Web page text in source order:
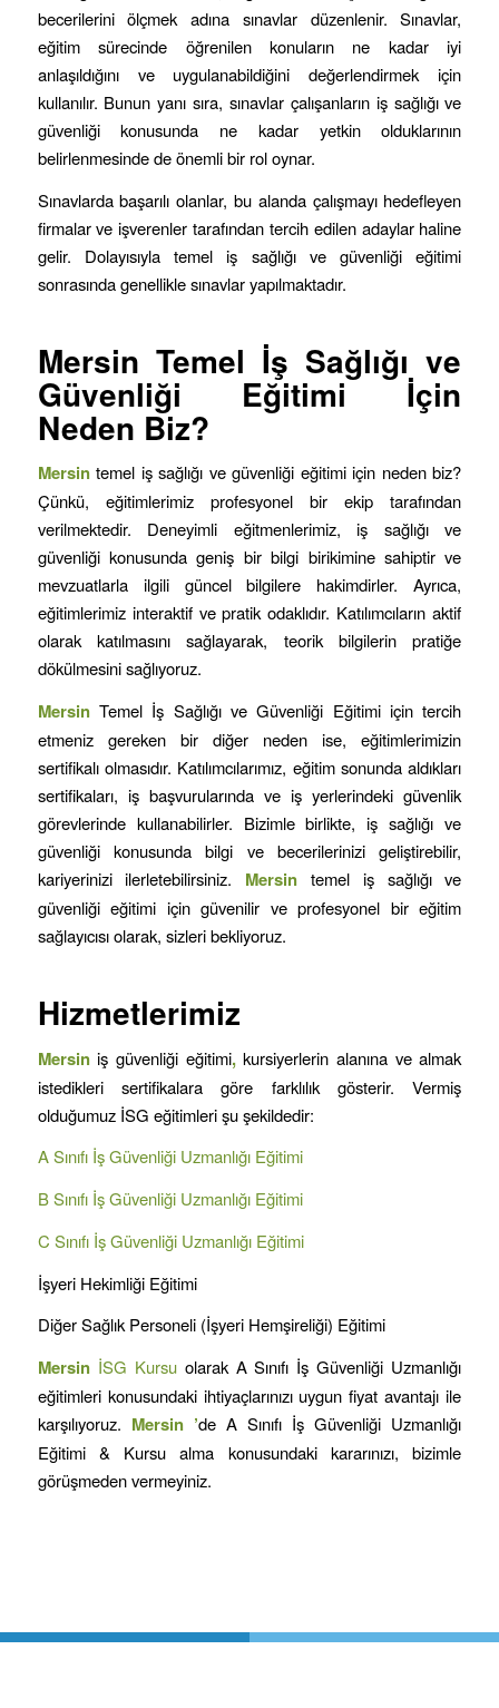
becerilerini ölçmek adına sınavlar düzenlenir. Sınavlar,
eğitim sürecinde öğrenilen konuların ne kadar iyi
anlaşıldığını ve uygulanabildiğini değerlendirmek için
kullanılır. Bunun yanı sıra, sınavlar çalışanların iş sağlığı ve
güvenliği konusunda ne kadar yetkin olduklarının
belirlenmesinde de önemli bir rol oynar.
Sınavlarda başarılı olanlar, bu alanda çalışmayı hedefleyen
firmalar ve işverenler tarafından tercih edilen adaylar haline
gelir. Dolayısıyla temel iş sağlığı ve güvenliği eğitimi
sonrasında genellikle sınavlar yapılmaktadır.
Mersin Temel İş Sağlığı ve
Güvenliği Eğitimi İçin
Neden Biz?
Mersintemel iş sağlığı ve güvenliği eğitimi için neden biz?
Çünkü, eğitimlerimiz profesyonel bir ekip tarafından
verilmektedir. Deneyimli eğitmenlerimiz, iş sağlığı ve
güvenliği konusunda geniş bir bilgi birikimine sahiptir ve
mevzuatlarla ilgili güncel bilgilere hakimdirler. Ayrıca,
eğitimlerimiz interaktif ve pratik odaklıdır. Katılımcıların aktif
olarak katılmasını sağlayarak, teorik bilgilerin pratiğe
dökülmesini sağlıyoruz.
Mersin Temel İş Sağlığı ve Güvenliği Eğitimi için tercih
etmeniz gereken bir diğer neden ise, eğitimlerimizin
sertifikalı olmasıdır. Katılımcılarımız, eğitim sonunda aldıkları
sertifikaları, iş başvurularında ve iş yerlerindeki güvenlik
görevlerinde kullanabilirler. Bizimle birlikte, iş sağlığı ve
güvenliği konusunda bilgi ve becerilerinizi geliştirebilir,
kariyerinizi ilerletebilirsiniz. Mersintemel iş sağlığı ve
güvenliği eğitimi için güvenilir ve profesyonel bir eğitim
sağlayıcısı olarak, sizleri bekliyoruz.
Hizmetlerimiz
Mersiniş güvenliği eğitimi,kursiyerlerin alanına ve almak
istedikleri sertifikalara göre farklılık gösterir. Vermiş
olduğumuz İSG eğitimleri şu şekildedir:
A Sınıfı İş Güvenliği Uzmanlığı Eğitimi
B Sınıfı İş Güvenliği Uzmanlığı Eğitimi
C Sınıfı İş Güvenliği Uzmanlığı Eğitimi
İşyeri Hekimliği Eğitimi
Diğer Sağlık Personeli (İşyeri Hemşireliği) Eğitimi
Mersin İSG Kursuolarak A Sınıfı İş Güvenliği Uzmanlığı
eğitimleri konusundaki ihtiyaçlarınızı uygun fiyat avantajı ile
karşılıyoruz. Mersin ’de A Sınıfı İş Güvenliği Uzmanlığı
Eğitimi & Kursu alma konusundaki kararınızı, bizimle
görüşmeden vermeyiniz.